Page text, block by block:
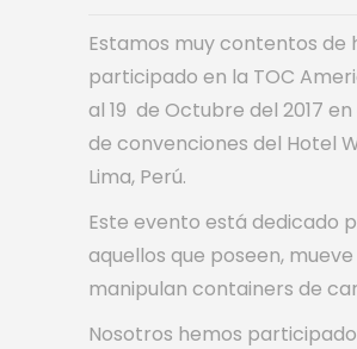
Estamos muy contentos de
participado en la TOC
al 19 de Octubre del 2017
de convenciones del Hotel
Lima, Perú.
Este evento está dedicado
aquellos que poseen, mueve
manipulan containers de
Nosotros hemos